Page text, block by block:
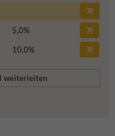
5,0%
10,0%
weiterleiten